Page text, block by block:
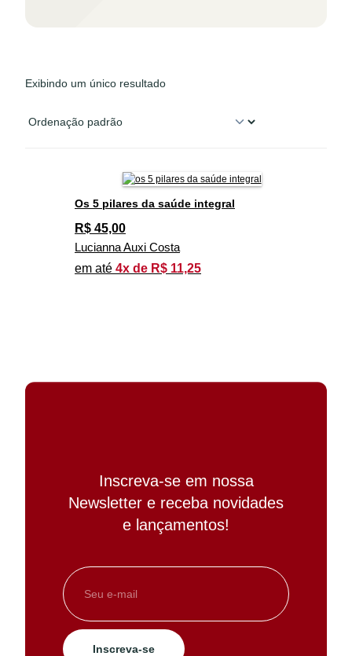
Exibindo um único resultado
Os 5 pilares da saúde integral
R$ 45,00
Lucianna Auxi Costa
em até 4x de R$ 11,25
Inscreva-se em nossa
Newsletter e receba novidades
e lançamentos!
Inscreva-se